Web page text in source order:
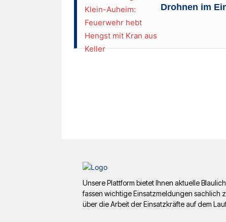
Drohnen im
Unsere Plattform bietet Ihnen aktuelle
fassen wichtige Einsatzmeldungen sachlich
über die Arbeit der Einsatzkräfte auf dem